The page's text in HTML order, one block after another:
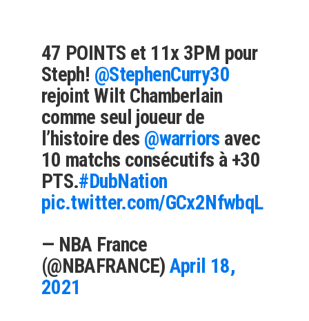
47 POINTS et 11x 3PM pour
Steph! @StephenCurry30
rejoint Wilt Chamberlain
comme seul joueur de
l’histoire des @warriors avec
10 matchs consécutifs à +30
PTS.#DubNation
pic.twitter.com/GCx2NfwbqL
— NBA France
(@NBAFRANCE)April 18,
2021